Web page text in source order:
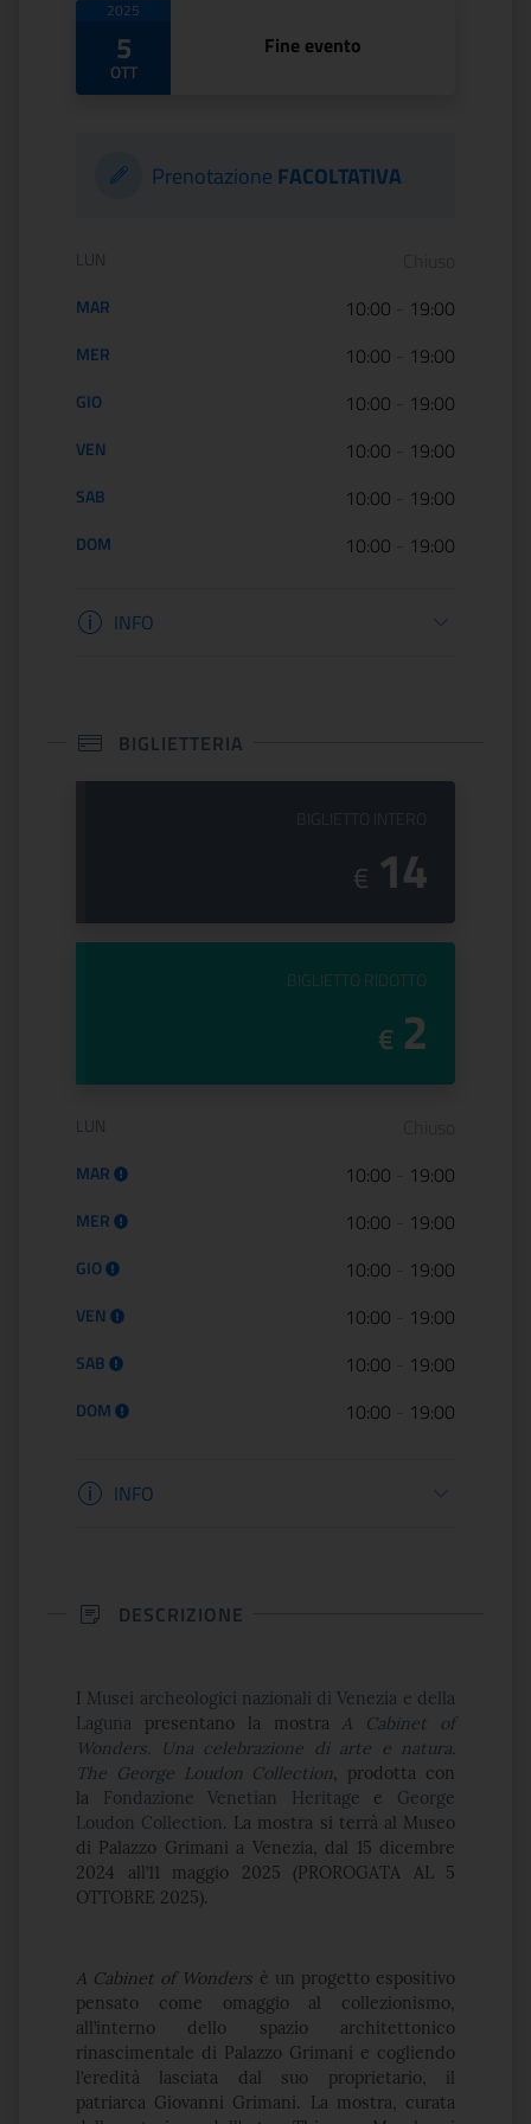
2025
5
OTT
Fine evento
Prenotazione FACOLTATIVA
Orario di apertura:
LUN
MAR 10:00 19:00
MER 10:00 19:00
GIO 10:00 19:00
VEN 10:00 19:00
SAB 10:00 19:00
DOM 10:00 19:00
Informazioni apertura
INFO
BIGLIETTERIA
€ 14
PREZZO DEL
BIGLIETTO RIDOTTO
€ 2
Orario di apertura:
LUN
MAR 10:00 19:00
MER 10:00 19:00
GIO 10:00 19:00
VEN 10:00 19:00
SAB 10:00 19:00
DOM 10:00 19:00
Informazioni biglietteria
INFO
DESCRIZIONE
I Musei archeologici nazionali di Venezia e della
Laguna
presentano la mostra
A Cabinet of
Wonders. Una celebrazione di arte e natura.
The George Loudon Collection, prodotta con
la
Fondazione Venetian Heritage e
George
Loudon Collection. La mostra si terrà al Museo
di Palazzo Grimani a Venezia, dal 15 dicembre
2024 all’11 maggio 2025 (PROROGATA AL 5
OTTOBRE 2025).
A Cabinet of Wonders è un progetto espositivo
pensato come omaggio al collezionismo,
all’interno dello spazio architettonico
rinascimentale di Palazzo Grimani e cogliendo
l’eredità lasciata dal suo proprietario, il
patriarca Giovanni Grimani. La mostra, curata